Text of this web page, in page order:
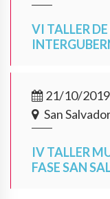
VI TALLER
21/10/
San
IV TALLER
FASE SAN